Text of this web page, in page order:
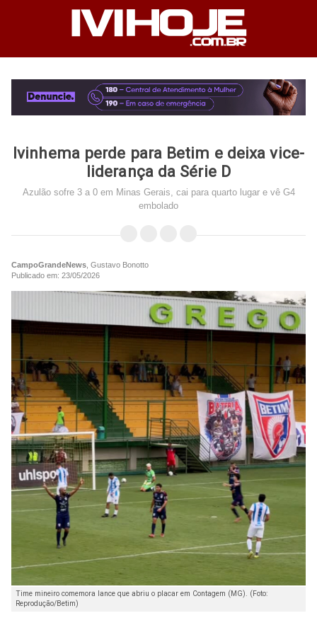
Ivinhema perde para Betim e deixa vice-
liderança da Série D
Azulão sofre 3 a 0 em Minas Gerais, cai para quarto lugar e vê G4
embolado
CampoGrandeNews , Gustavo Bonotto
Publicado em: 23/05/2026
Time mineiro comemora lance que abriu o placar em Contagem (MG). (Foto:
Reprodução/Betim)